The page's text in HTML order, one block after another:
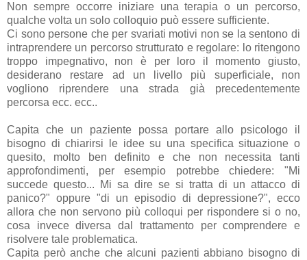
Non sempre occorre iniziare una terapia o un percorso,
qualche volta un solo colloquio può essere sufficiente.
Ci sono persone che per svariati motivi non se la sentono di
intraprendere un percorso strutturato e regolare: lo ritengono
troppo impegnativo, non è per loro il momento giusto,
desiderano restare ad un livello più superficiale, non
vogliono riprendere una strada già precedentemente
percorsa ecc. ecc..
Capita che un paziente possa portare allo psicologo il
bisogno di chiarirsi le idee su una specifica situazione o
quesito, molto ben definito e che non necessita tanti
approfondimenti, per esempio potrebbe chiedere: "Mi
succede questo... Mi sa dire se si tratta di un attacco di
panico?" oppure "di un episodio di depressione?", ecco
allora che non servono più colloqui per rispondere si o no,
cosa invece diversa dal trattamento per comprendere e
risolvere tale problematica.
Capita però anche che alcuni pazienti abbiano bisogno di